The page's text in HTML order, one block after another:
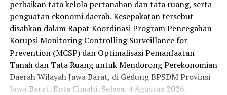
perbaikan tata kelola pertanahan dan tata ruang, serta
penguatan ekonomi daerah. Kesepakatan tersebut
disahkan dalam Rapat Koordinasi Program Pencegahan
Korupsi Monitoring Controlling Surveillance for
Prevention (MCSP) dan Optimalisasi Pemanfaatan
Tanah dan Tata Ruang untuk Mendorong Perekonomian
Daerah Wilayah Jawa Barat, di Gedung BPSDM Provinsi
Jawa Barat, Kota Cimahi, Selasa, 4 Agustus 2026.